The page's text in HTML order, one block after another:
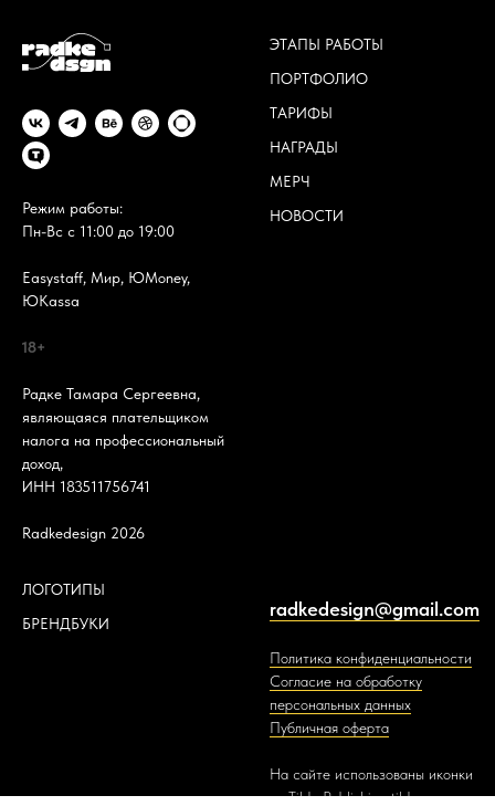
Режим работы:
Пн-Вс с 11:00 до 19:00
Easystaff, Мир, ЮMoney,
ЮKassa
18+
Радке Тамара Сергеевна,
являющаяся плательщиком
налога на профессиональный
доход,
ИНН 183511756741
Radkedesign 2026
ЭТАПЫ РАБОТЫ
ПОРТФОЛИО
ТАРИФЫ
НАГРАДЫ
МЕРЧ
НОВОСТИ
ЛОГОТИПЫ
БРЕНДБУКИ
radkedesign@gmail.com
Политика конфиденциальности
Согласие на обработку
персональных данных
Публичная оферта
На сайте использованы иконки
от Tilda Publishingtilda.cc